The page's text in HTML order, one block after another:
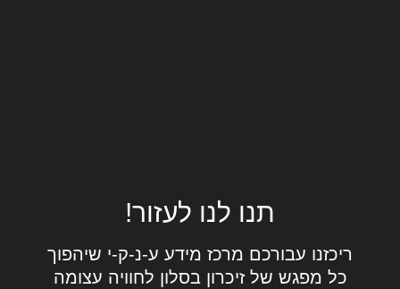
תנו לנו לעזור!
ריכזנו עבורכם מרכז מידע ע-נ-ק-י שיהפוך
כל מפגש שלזיכרון בסלון לחוויה עצומה